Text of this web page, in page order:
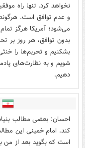
نخواهد کرد. تنها راه
و عدم توافق است.
می‌شود؛ آمریکا هرگز
بدون توافق، هر روز بر
بشکنیم و تحریم‌ها را
شویم و به نظارت‌های
دهیم.
احسان: بعضی مطالب
کند. امام خمینی این
است که بگوید بعد از من